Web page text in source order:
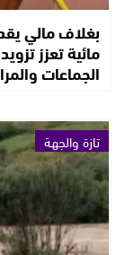
مائية تعزز
الجماعات
تازة والجهة